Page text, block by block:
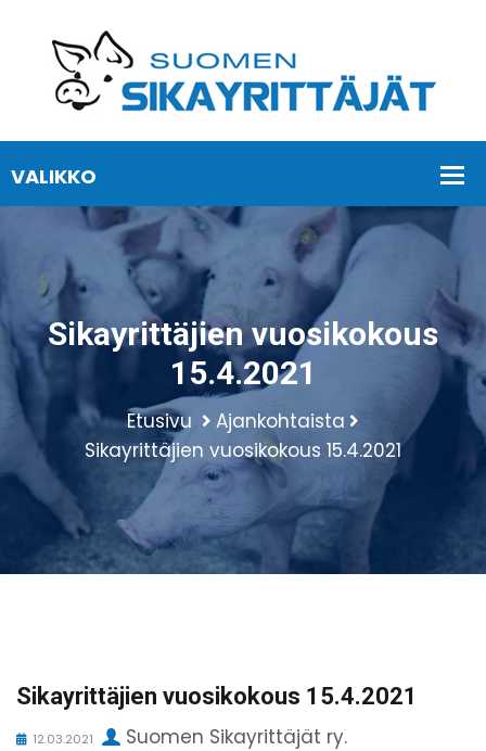
Sikayrittäjien vuosikokous
15.4.2021
Etusivu
Ajankohtaista
Sikayrittäjien vuosikokous 15.4.2021
Sikayrittäjien vuosikokous 15.4.2021
12.03.2021
Suomen Sikayrittäjät ry.